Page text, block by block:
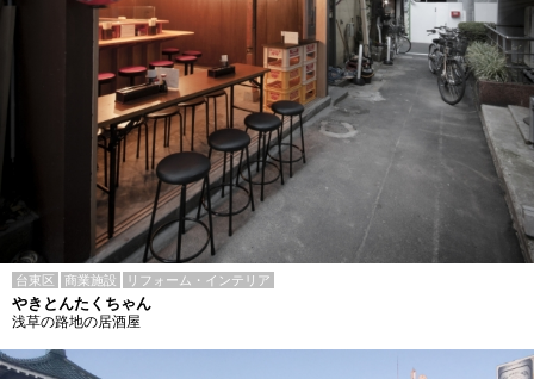
台東区 商業施設 リフォーム・インテリア
やきとんたくちゃん
浅草の路地の居酒屋